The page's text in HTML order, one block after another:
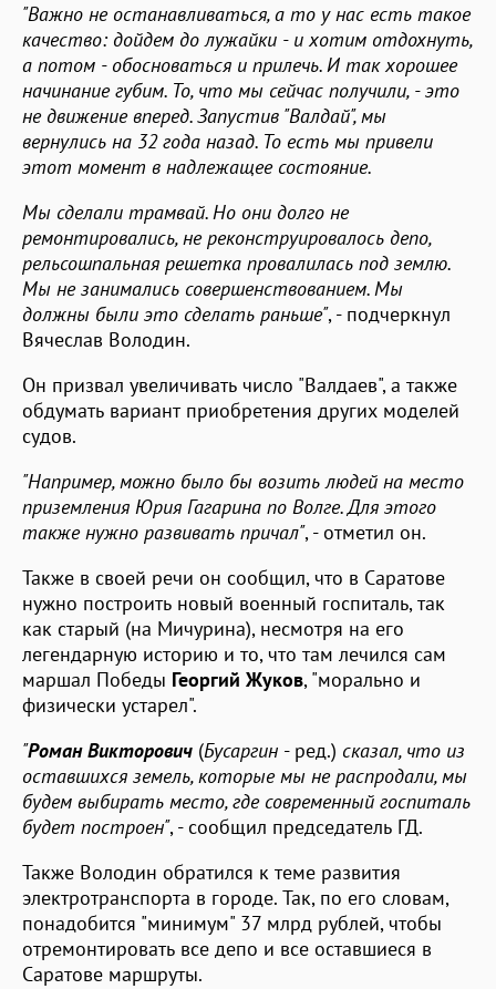
"Важно не останавливаться, а то у нас есть такое
качество: дойдем до лужайки - и хотим отдохнуть,
а потом - обосноваться и прилечь. И так хорошее
начинание губим. То, что мы сейчас получили, - это
не движение вперед. Запустив "Валдай", мы
вернулись на 32 года назад. То есть мы привели
этот момент в надлежащее состояние.
Мы сделали трамвай. Но они долго не
ремонтировались, не реконструировалось депо,
рельсошпальная решетка провалилась под землю.
Мы не занимались совершенствованием. Мы
должны были это сделать раньше", - подчеркнул
Вячеслав Володин.
Он призвал увеличивать число "Валдаев", а также
обдумать вариант приобретения других моделей
судов.
"Например, можно было бы возить людей на место
приземления Юрия Гагарина по Волге. Для этого
также нужно развивать причал", - отметил он.
Также в своей речи он сообщил, что в Саратове
нужно построить новый военный госпиталь, так
как старый (на Мичурина), несмотря на его
легендарную историю и то, что там лечился сам
маршал Победы Георгий Жуков, "морально и
физически устарел".
"Роман Викторович (Бусаргин - ред.) сказал, что из
оставшихся земель, которые мы не распродали, мы
будем выбирать место, где современный госпиталь
будет построен", - сообщил председатель ГД.
Также Володин обратился к теме развития
электротранспорта в городе. Так, по его словам,
понадобится "минимум" 37 млрд рублей, чтобы
отремонтировать все депо и все оставшиеся в
Саратове маршруты.